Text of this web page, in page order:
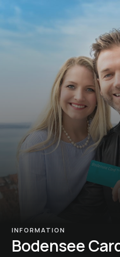
INFORMATION
Bodensee